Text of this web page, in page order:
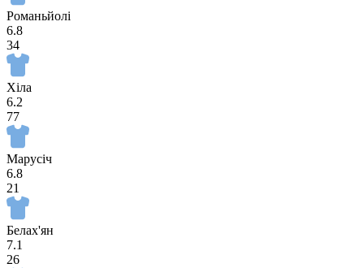
Романьйолі
6.8
34
Хіла
6.2
77
Марусіч
6.8
21
Белах'ян
7.1
26